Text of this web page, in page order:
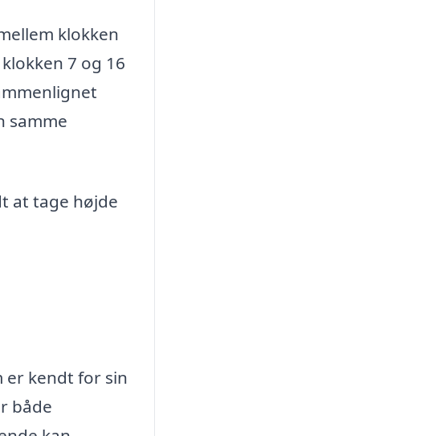
klokken
7 og 16
samme
at tage højde
er kendt for sin
både